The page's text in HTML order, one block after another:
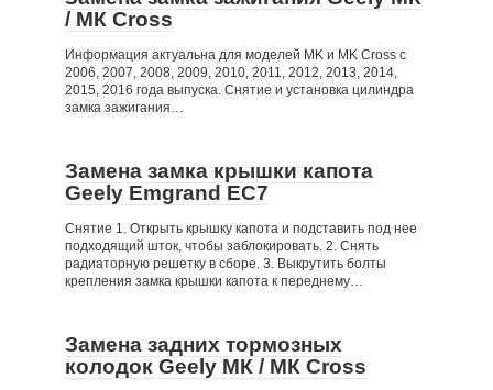
/ МК Cross
Информация актуальна для моделей MK и MK Cross с
2006, 2007, 2008, 2009, 2010, 2011, 2012, 2013, 2014,
2015, 2016 года выпуска. Снятие и установка цилиндра
замка зажигания…
Замена замка крышки капота
Geely Emgrand EC7
Снятие 1. Открыть крышку капота и подставить под нее
подходящий шток, чтобы заблокировать. 2. Снять
радиаторную решетку в сборе. 3. Выкрутить болты
крепления замка крышки капота к переднему…
Замена задних тормозных
колодок Geely МК / МК Cross